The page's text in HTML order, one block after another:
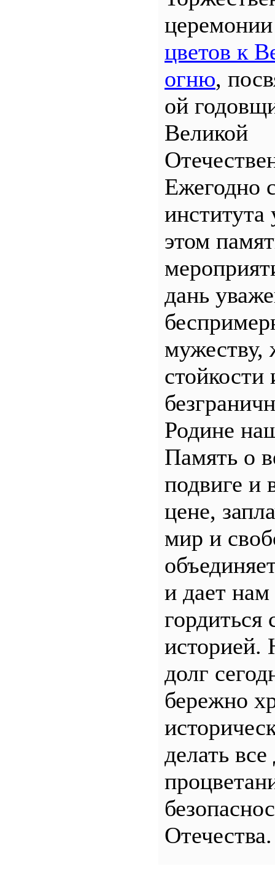
цветов к
огню,
ой
Великой
Ежегодно
института
этом
дань
мужеству,
стойкости
Родине
Память о
подвиге и
цене,
мир и
и дает
гордиться
долг
бережно
делать все
Отечества.